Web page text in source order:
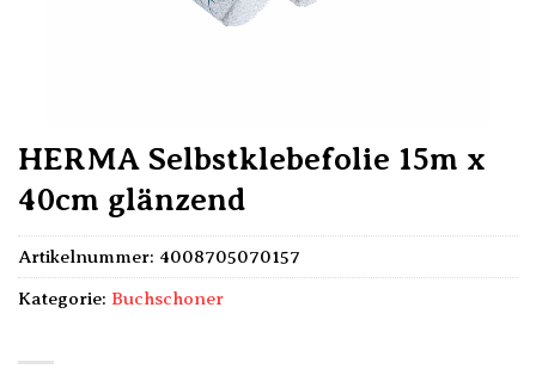
HERMA Selbstklebefolie 15m x
40cm glänzend
Artikelnummer: 4008705070157
Kategorie: Buchschoner